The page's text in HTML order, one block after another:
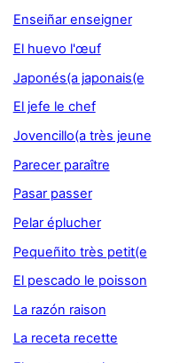
Enseiñar enseigner
El huevo l'œuf
Japonés(a japonais(e
El jefe le chef
Jovencillo(a très jeune
Parecer paraître
Pasar passer
Pelar éplucher
Pequeñito très petit(e
El pescado le poisson
La razón raison
La receta recette